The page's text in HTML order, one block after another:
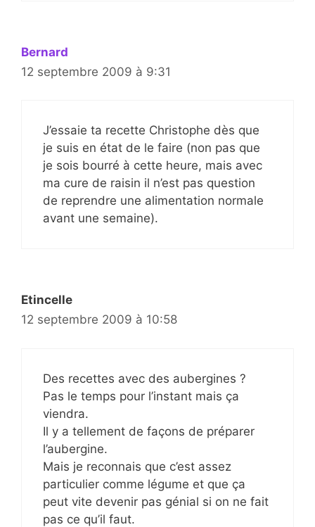
Bernard
12 septembre 2009 à 9:31
J’essaie ta recette Christophe dès que
je suis en état de le faire (non pas que
je sois bourré à cette heure, mais avec
ma cure de raisin il n’est pas question
de reprendre une alimentation normale
avant une semaine).
Etincelle
12 septembre 2009 à 10:58
Des recettes avec des aubergines ?
Pas le temps pour l’instant mais ça
viendra.
Il y a tellement de façons de préparer
l’aubergine.
Mais je reconnais que c’est assez
particulier comme légume et que ça
peut vite devenir pas génial si on ne fait
pas ce qu’il faut.